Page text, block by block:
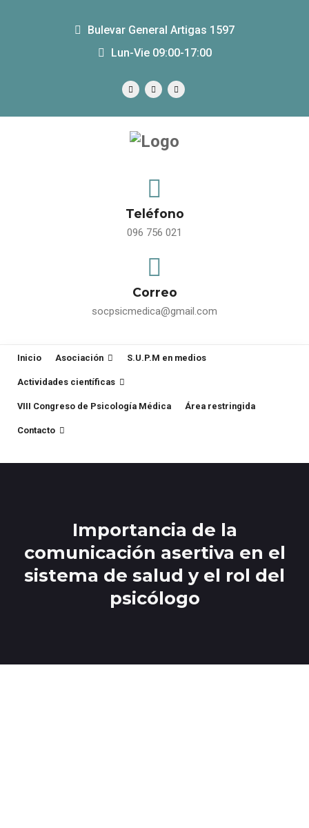
Bulevar General Artigas 1597
Lun-Vie 09:00-17:00
Teléfono
096 756 021
Correo
socpsicmedica@gmail.com
Inicio Asociación S.U.P.M en medios
Actividades científicas
VIII Congreso de Psicología Médica Área restringida
Contacto
Importancia de la
comunicación asertiva en el
sistema de salud y el rol del
psicólogo